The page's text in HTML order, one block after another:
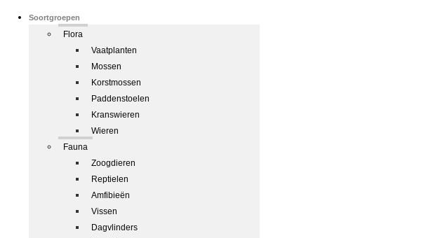
Soortgroepen
Flora
Vaatplanten
Mossen
Korstmossen
Paddenstoelen
Kranswieren
Wieren
Fauna
Zoogdieren
Reptielen
Amfibieën
Vissen
Dagvlinders